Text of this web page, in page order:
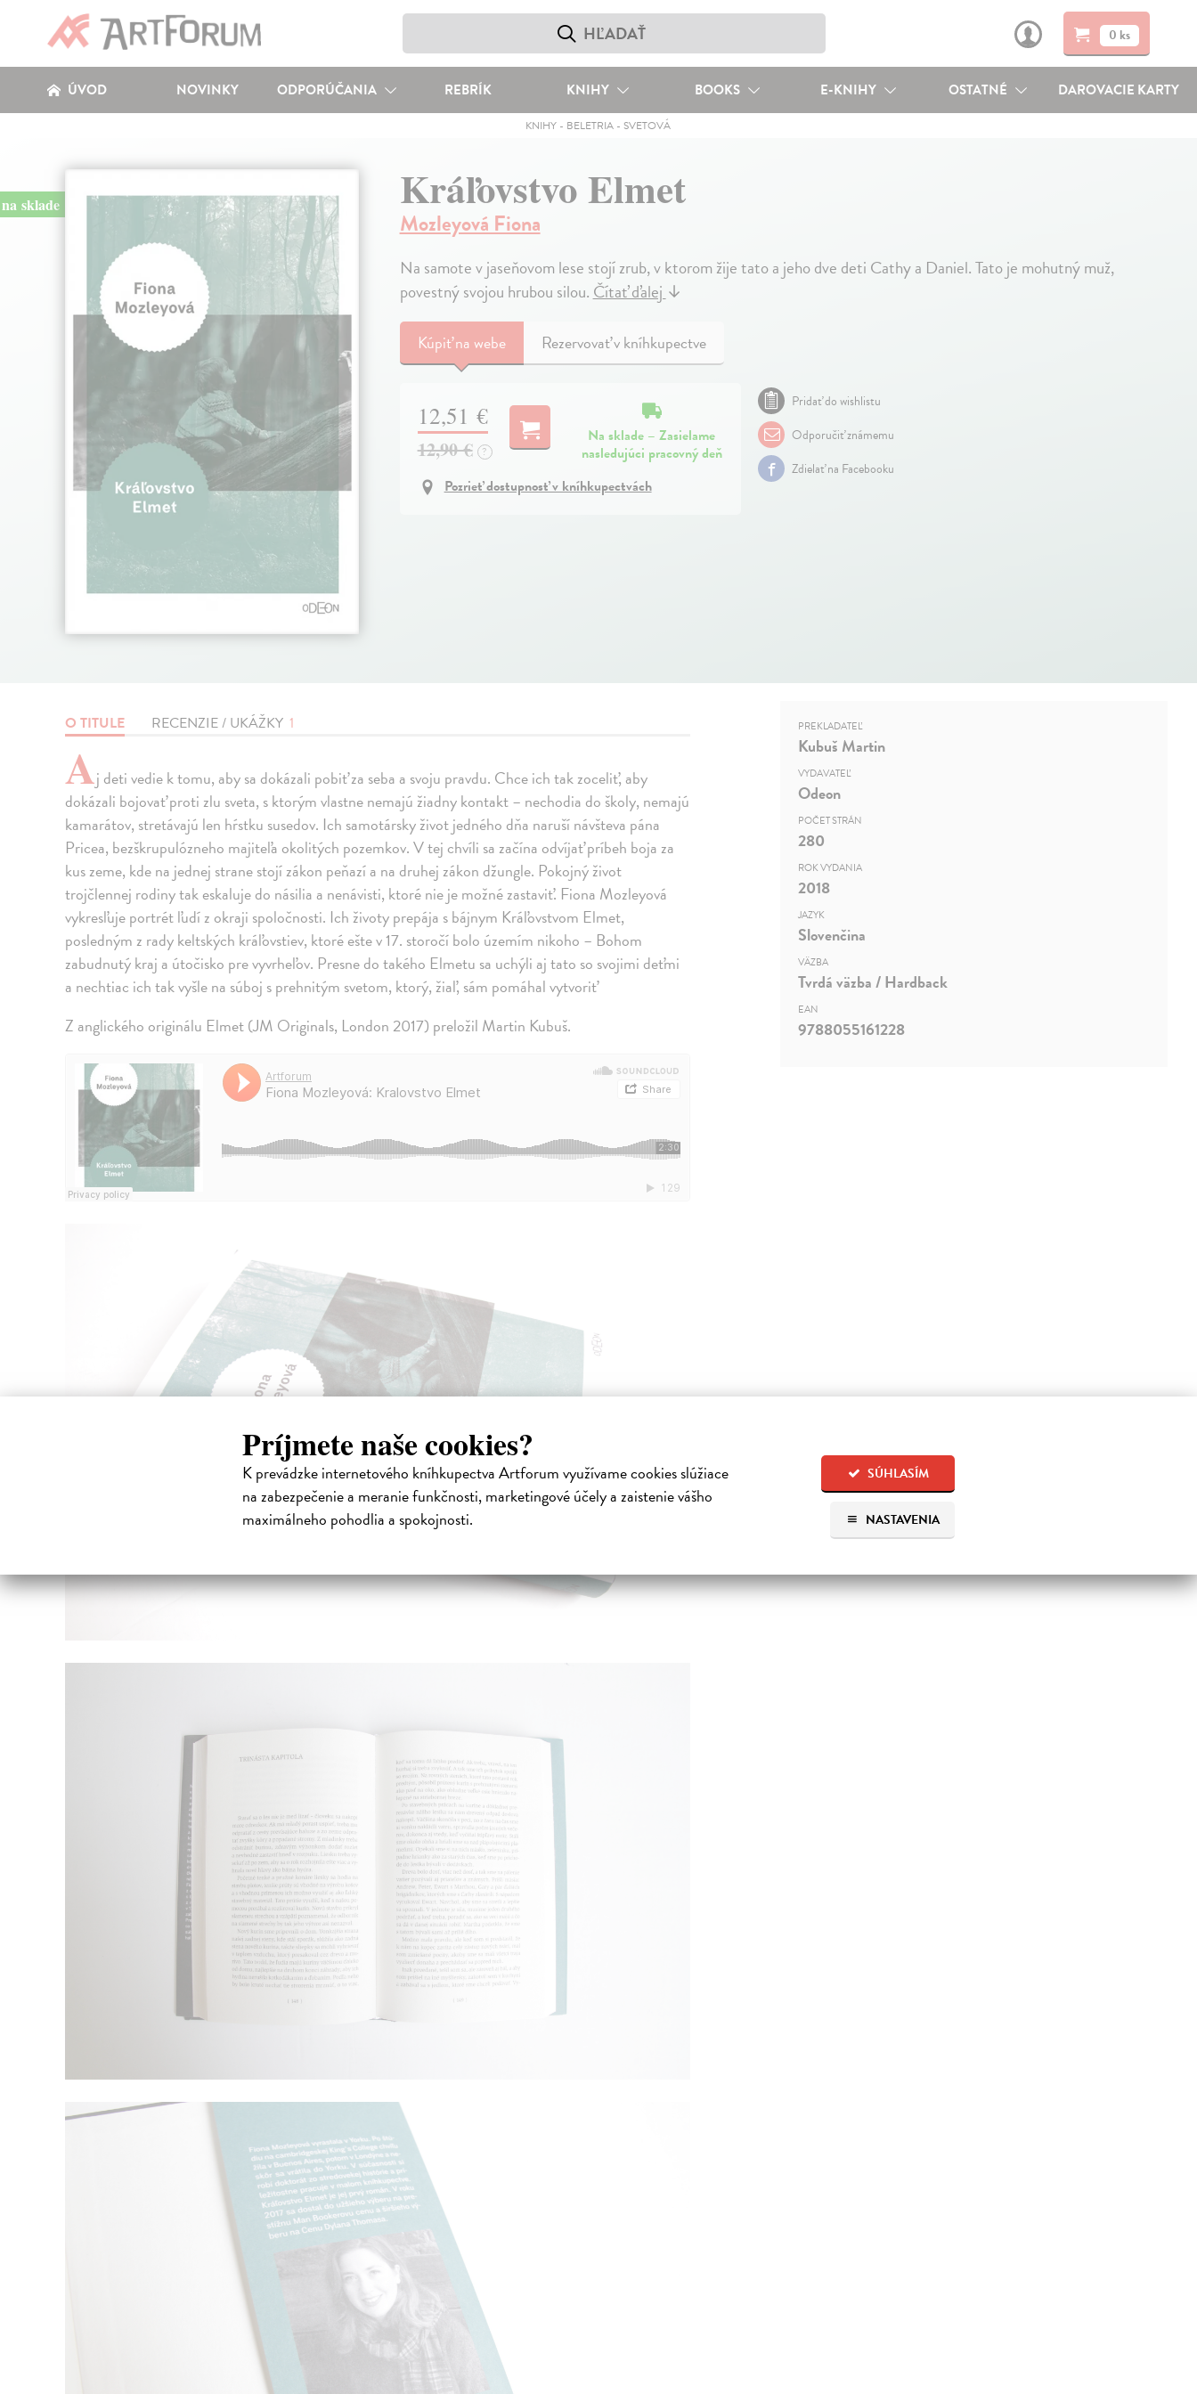
Príjmete naše cookies?
K prevádzke internetového kníhkupectva Artforum využívame cookies slúžiace
na zabezpečenie a meranie funkčnosti, marketingové účely a zaistenie vášho
maximálneho pohodlia a spokojnosti.
SÚHLASÍM
NASTAVENIA
0 ks
ÚVOD NOVINKY ODPORÚČANIA REBRÍK KNIHY BOOKS E-KNIHY OSTATNÉ DAROVACIE KARTY
KNIHY - BELETRIA - SVETOVÁ
na sklade Kráľovstvo Elmet
Mozleyová Fiona
Na samote v jaseňovom lese stojí zrub, v ktorom žije tato a jeho dve deti Cathy a Daniel. Tato je mohutný muž,
povestný svojou hrubou silou.Čítať ďalej↓
Kúpiťna webe Rezervovať v kníhkupectve
12,51 €
12,90 € ?
Na sklade – Zasielame
nasledujúci pracovný deň
Pozrieť dostupnosť v kníhkupectvách
Pridať do wishlistu
Odporučiť známemu
Zdielať na Facebooku
O TITULE RECENZIE / UKÁŽKY 1
Aj deti vedie k tomu, aby sa dokázali pobiť za seba a svoju pravdu. Chce ich tak zoceliť, aby
dokázali bojovať proti zlu sveta, s ktorým vlastne nemajú žiadny kontakt – nechodia do školy, nemajú
kamarátov, stretávajú len hŕstku susedov. Ich samotársky život jedného dňa naruší návšteva pána
Pricea, bezškrupulózneho majiteľa okolitých pozemkov. V tej chvíli sa začína odvíjať príbeh boja za
kus zeme, kde na jednej strane stojí zákon peňazí a na druhej zákon džungle. Pokojný život
trojčlennej rodiny tak eskaluje do násilia a nenávisti, ktoré nie je možné zastaviť. Fiona Mozleyová
vykresľuje portrét ľudí z okraji spoločnosti. Ich životy prepája s bájnym Kráľovstvom Elmet,
posledným z rady keltských kráľovstiev, ktoré ešte v 17. storočí bolo územím nikoho – Bohom
zabudnutý kraj a útočisko pre vyvrheľov. Presne do takého Elmetu sa uchýli aj tato so svojimi deťmi
a nechtiac ich tak vyšle na súboj s prehnitým svetom, ktorý, žiaľ, sám pomáhal vytvoriť
Z anglického originálu Elmet (JM Originals, London 2017) preložil Martin Kubuš.
PREKLADATEĽ
Kubuš Martin
VYDAVATEĽ
Odeon
POČET STRÁN
280
ROK VYDANIA
2018
JAZYK
Slovenčina
VÄZBA
Tvrdá väzba / Hardback
EAN
9788055161228